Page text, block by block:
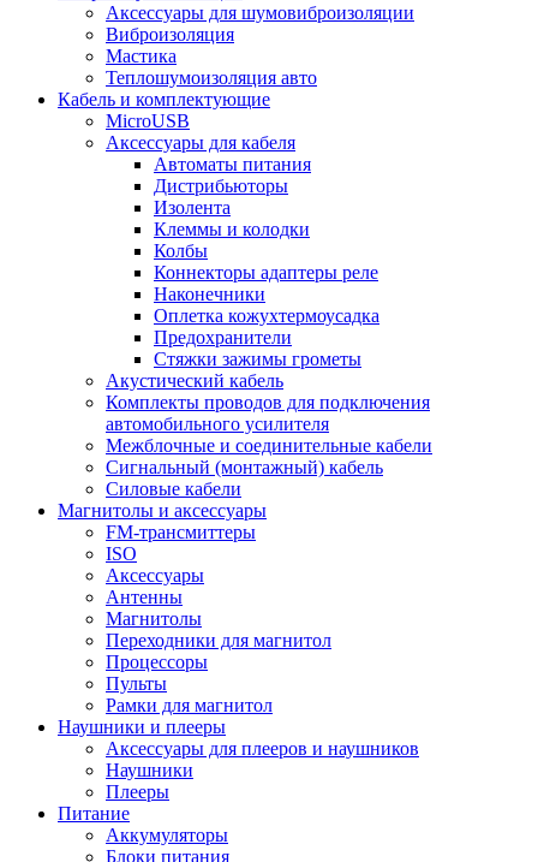
Аксессуары для шумовиброизоляции
Виброизоляция
Мастика
Теплошумоизоляция авто
Кабель и комплектующие
MicroUSB
Аксессуары для кабеля
Автоматы питания
Дистрибьюторы
Изолента
Клеммы и колодки
Колбы
Коннекторы адаптеры реле
Наконечники
Оплетка кожухтермоусадка
Предохранители
Стяжки зажимы грометы
Акустический кабель
Комплекты проводов для подключения
автомобильного усилителя
Межблочные и соединительные кабели
Сигнальный (монтажный) кабель
Силовые кабели
Магнитолы и аксессуары
FM-трансмиттеры
ISO
Аксессуары
Антенны
Магнитолы
Переходники для магнитол
Процессоры
Пульты
Рамки для магнитол
Наушники и плееры
Аксессуары для плееров и наушников
Наушники
Плееры
Питание
Аккумуляторы
Блоки питания